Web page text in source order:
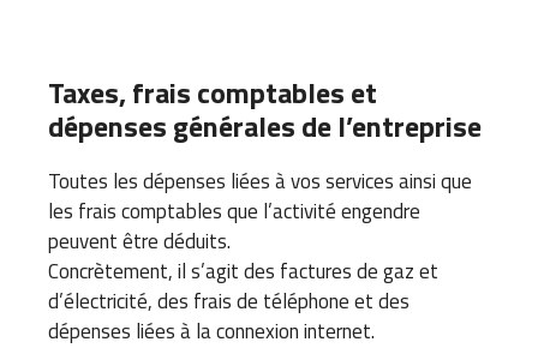
Taxes, frais comptables et
dépenses générales de l’entreprise
Toutes les dépenses liées à vos services ainsi que
les frais comptables que l’activité engendre
peuvent être déduits.
Concrètement, il s’agit des factures de gaz et
d’électricité, des frais de téléphone et des
dépenses liées à la connexion internet.